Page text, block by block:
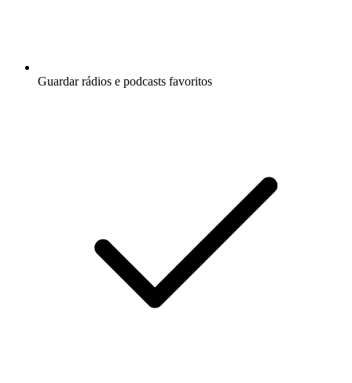
Guardar rádios e podcasts favoritos